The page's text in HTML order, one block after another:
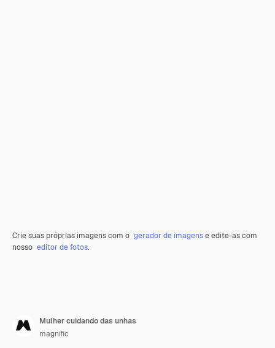
Crie suas próprias imagens com o gerador de imagense edite-as com
nosso editor de fotos.
Mulher cuidando das unhas
magnific